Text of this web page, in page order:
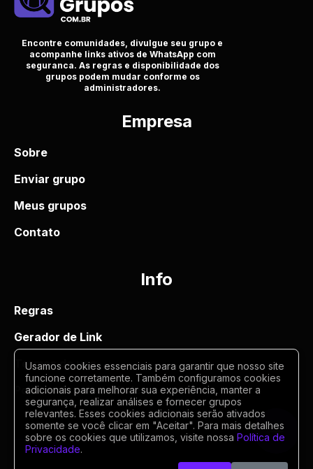
Encontre comunidades, divulgue seu grupo e
acompanhe links ativos de WhatsApp com
seguranca. As regras e disponibilidade dos
grupos podem mudar conforme os
administradores.
Empresa
Sobre
Enviar grupo
Meus grupos
Contato
Info
Regras
Gerador de Link
Termos de uso
Politica de privacidade
Usamos cookies essenciais para garantir que nosso site
funcione corretamente. Também configuramos cookies
adicionais para melhorar sua experiência, manter a
segurança, realizar análises e fornecer grupos
relevantes. Esses cookies adicionais serão ativados
somente se você clicar em "Aceitar". Para mais detalhes
sobre os cookies que utilizamos, visite nossa Política de
Privacidade.